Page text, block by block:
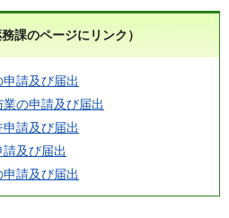
課のページにリンク）
請及び届出
の申請及び届出
請及び届出
及び届出
請及び届出